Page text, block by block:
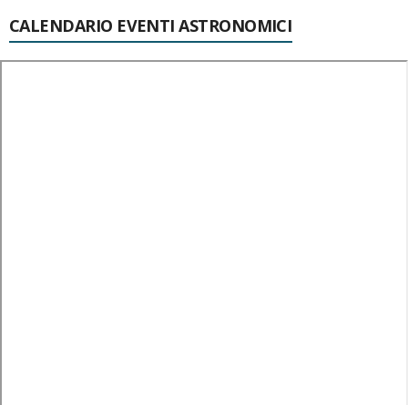
CALENDARIO EVENTI ASTRONOMICI